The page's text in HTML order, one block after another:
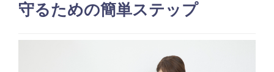
守るための簡単ステップ